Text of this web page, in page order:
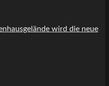
wird die neue